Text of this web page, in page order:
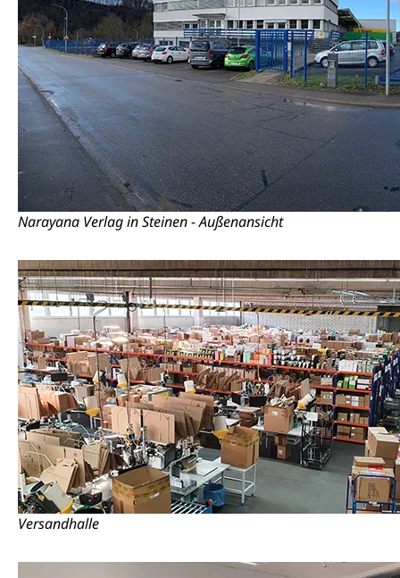
Narayana Verlag in Steinen - Außenansicht
Versandhalle